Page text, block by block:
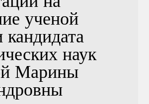
ученой
кандидата
наук
Марины